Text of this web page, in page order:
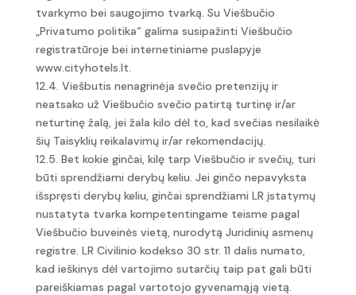
tvarkymo bei saugojimo tvarką. Su Viešbučio
„Privatumo politika“ galima susipažinti Viešbučio
registratūroje bei internetiniame puslapyje
www.cityhotels.lt.
12.4. Viešbutis nenagrinėja svečio pretenzijų ir
neatsako už Viešbučio svečio patirtą turtinę ir/ar
neturtinę žalą, jei žala kilo dėl to, kad svečias nesilaikė
šių Taisyklių reikalavimų ir/ar rekomendacijų.
12.5. Bet kokie ginčai, kilę tarp Viešbučio ir svečių, turi
būti sprendžiami derybų keliu. Jei ginčo nepavyksta
išspręsti derybų keliu, ginčai sprendžiami LR įstatymų
nustatyta tvarka kompetentingame teisme pagal
Viešbučio buveinės vietą, nurodytą Juridinių asmenų
registre. LR Civilinio kodekso 30 str. 11 dalis numato,
kad ieškinys dėl vartojimo sutarčių taip pat gali būti
pareiškiamas pagal vartotojo gyvenamąją vietą.